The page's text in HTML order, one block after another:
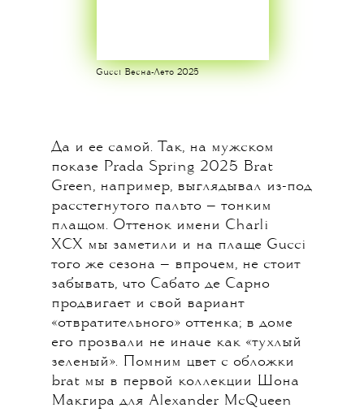
Gucci Весна-Лето 2025
Да и ее самой. Так, на мужском
показе Prada Spring 2025 Brat
Green, например, выглядывал из-под
расстегнутого пальто — тонким
плащом. Оттенок имени Charli
XCX мы заметили и на плаще Gucci
того же сезона — впрочем, не стоит
забывать, что Сабато де Сарно
продвигает и свой вариант
«отвратительного» оттенка; в доме
его прозвали не иначе как «тухлый
зеленый». Помним цвет с обложки
brat мы в первой коллекции Шона
Макгира для Alexander McQueen